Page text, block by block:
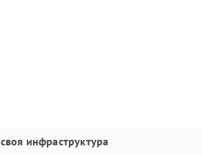
своя инфраструктура